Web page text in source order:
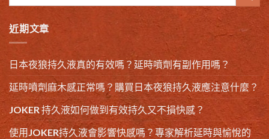
近期文章
日本夜狼持久液真的有效嗎？延時噴劑有副作用嗎？
延時噴劑麻木感正常嗎？購買日本夜狼持久液應注意什麼？
JOKER 持久液如何做到有效持久又不損快感？
使用JOKER持久液會影響快感嗎？專家解析延時與愉悅的